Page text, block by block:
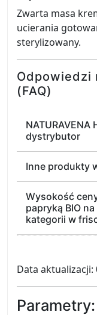
Zwarta masa
ucierania
sterylizowany.
Odpowiedzi
(FAQ)
NATURAVENA
dystrybutor
Inne produkty
Wysokość
papryką BIO
kategorii w
Data aktualizacji:
Parametry: